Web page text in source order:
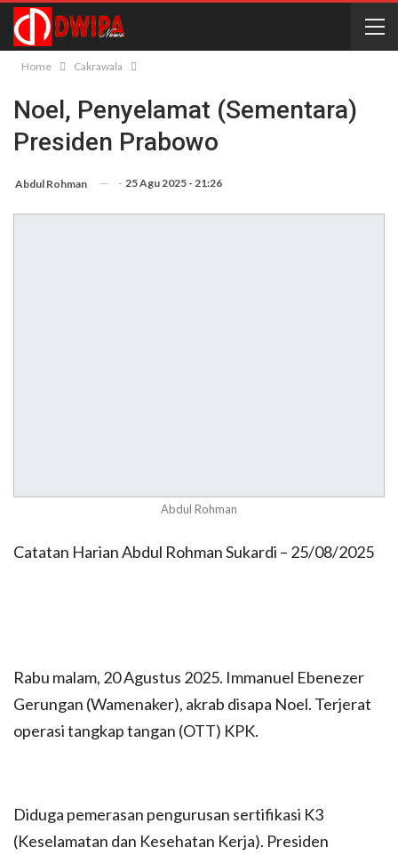
Home Cakrawala
Noel, Penyelamat (Sementara)
Presiden Prabowo
Abdul Rohman - 25 Agu 2025 - 21:26
Abdul Rohman
Catatan Harian Abdul Rohman Sukardi – 25/08/2025
Rabu malam, 20 Agustus 2025. Immanuel Ebenezer
Gerungan (Wamenaker), akrab disapa Noel. Terjerat
operasi tangkap tangan (OTT) KPK.
Diduga pemerasan pengurusan sertifikasi K3
(Keselamatan dan Kesehatan Kerja). Presiden